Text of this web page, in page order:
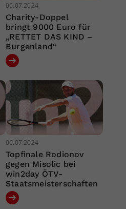
06.07.2024
Charity-Doppel
bringt 9000 Euro für
„RETTET DAS KIND –
Burgenland“
06.07.2024
Topfinale Rodionov
gegen Misolic bei
win2day ÖTV-
Staatsmeisterschaften